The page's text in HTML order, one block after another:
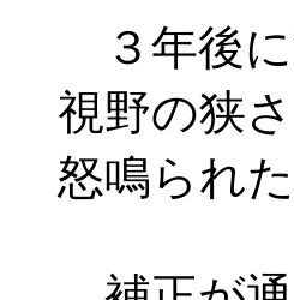
３年後に
視野の狭
怒鳴られ